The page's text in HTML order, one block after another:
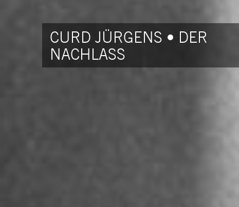
CURD JÜRGENS • DER
NACHLASS